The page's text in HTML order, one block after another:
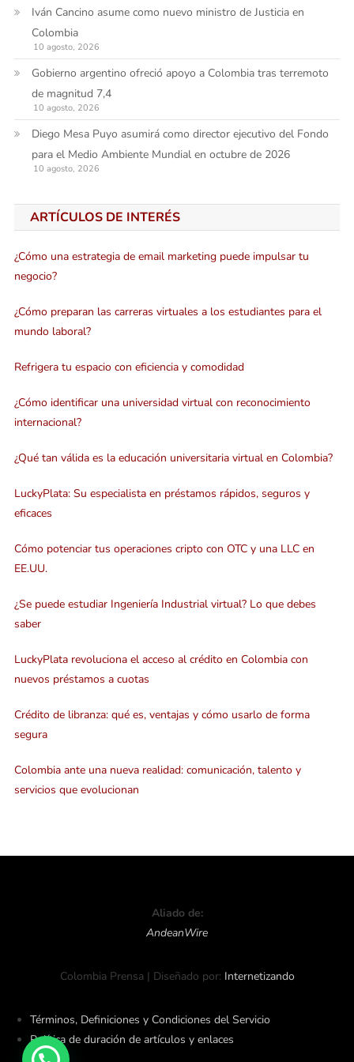
Iván Cancino asume como nuevo ministro de Justicia en
Colombia
10 agosto, 2026
Gobierno argentino ofreció apoyo a Colombia tras terremoto
de magnitud 7,4
10 agosto, 2026
Diego Mesa Puyo asumirá como director ejecutivo del Fondo
para el Medio Ambiente Mundial en octubre de 2026
10 agosto, 2026
ARTÍCULOS DE INTERÉS
¿Cómo una estrategia de email marketing puede impulsar tu
negocio?
¿Cómo preparan las carreras virtuales a los estudiantes para el
mundo laboral?
Refrigera tu espacio con eficiencia y comodidad
¿Cómo identificar una universidad virtual con reconocimiento
internacional?
¿Qué tan válida es la educación universitaria virtual en Colombia?
LuckyPlata: Su especialista en préstamos rápidos, seguros y
eficaces
Cómo potenciar tus operaciones cripto con OTC y una LLC en
EE.UU.
¿Se puede estudiar Ingeniería Industrial virtual? Lo que debes
saber
LuckyPlata revoluciona el acceso al crédito en Colombia con
nuevos préstamos a cuotas
Crédito de libranza: qué es, ventajas y cómo usarlo de forma
segura
Colombia ante una nueva realidad: comunicación, talento y
servicios que evolucionan
Aliado de:
AndeanWire
Colombia Prensa | Diseñado por: Internetizando
Términos, Definiciones y Condiciones del Servicio
Política de duración de artículos y enlaces